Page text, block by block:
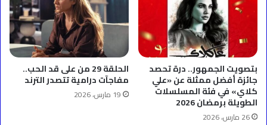
بتصويت الجمهور.. درة تحصد
جائزة أفضل ممثلة عن «علي
كلاي» في فئة المسلسلات
الطويلة برمضان 2026
26 مارس، 2026
الحلقة 29 من على قد الحب..
مفاجآت درامية تتصدر الترند
19 مارس، 2026